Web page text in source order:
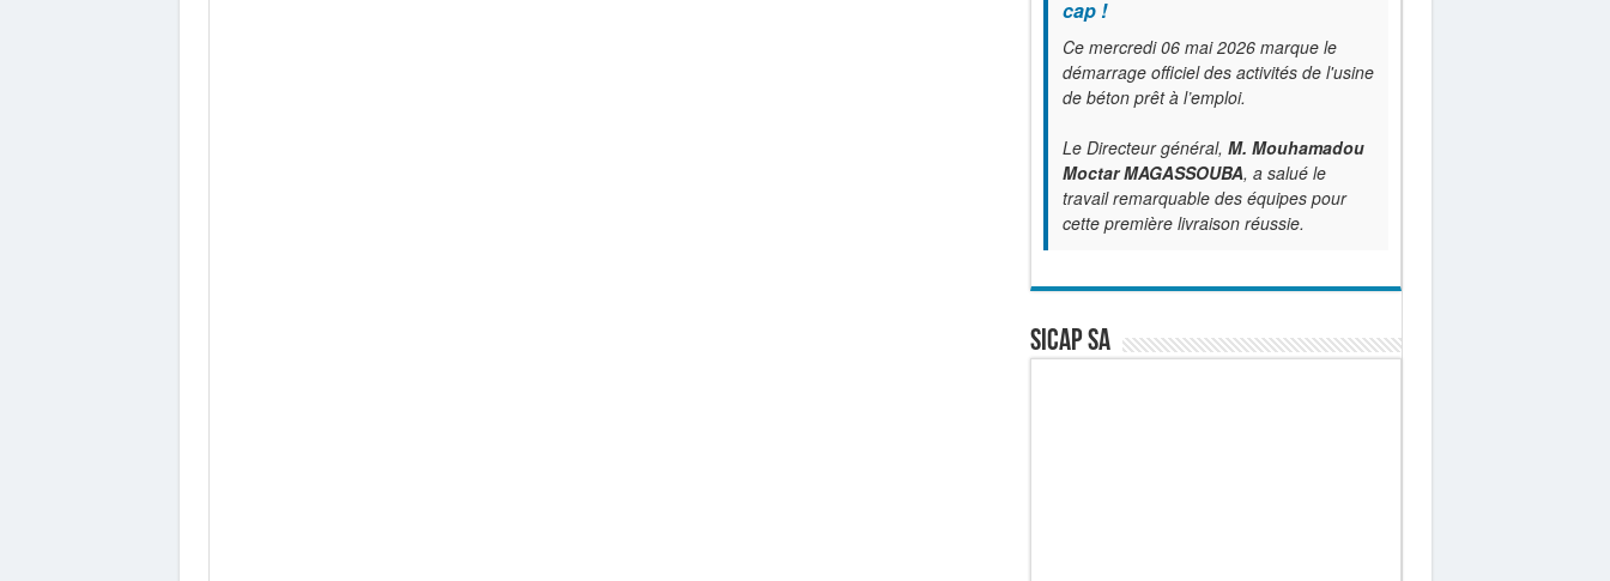
cap !
Ce mercredi 06 mai 2026 marque le
démarrage officiel des activités de l'usine
de béton prêt à l’emploi.
Le Directeur général, M. Mouhamadou
Moctar MAGASSOUBA, a salué le
travail remarquable des équipes pour
cette première livraison réussie.
SICAP SA